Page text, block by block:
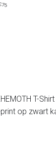
T-
op zwart